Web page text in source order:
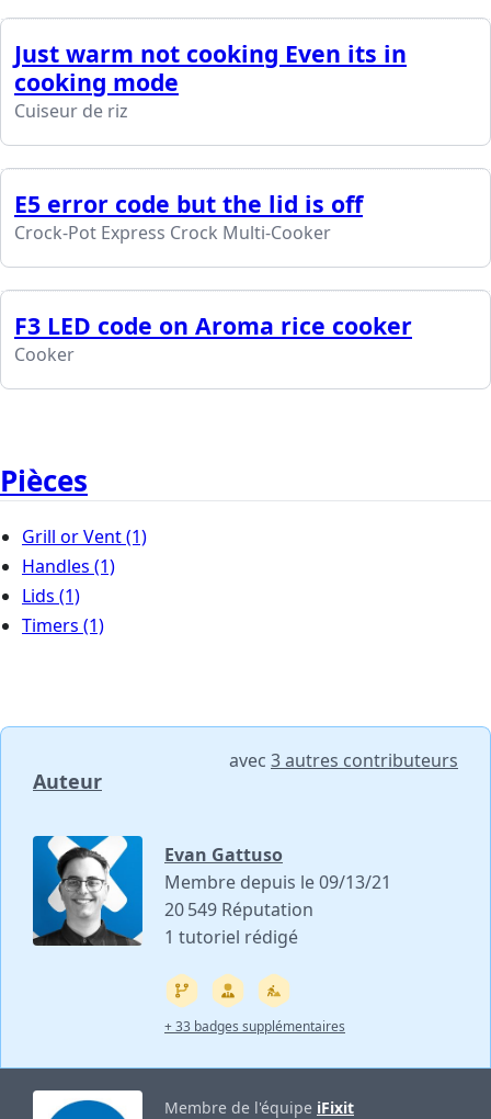
Just warm not cooking Even its in
cooking mode
Cuiseur de riz
E5 error code but the lid is off
Crock-Pot Express Crock Multi-Cooker
F3 LED code on Aroma rice cooker
Cooker
Pièces
Grill or Vent(1)
Handles (1)
Lids (1)
Timers (1)
Auteur
avec 3 autres contributeurs
Evan Gattuso
Membre depuis le 09/13/21
20 549 Réputation
1 tutoriel rédigé
+ 33 badges supplémentaires
Membre de l'équipe iFixit